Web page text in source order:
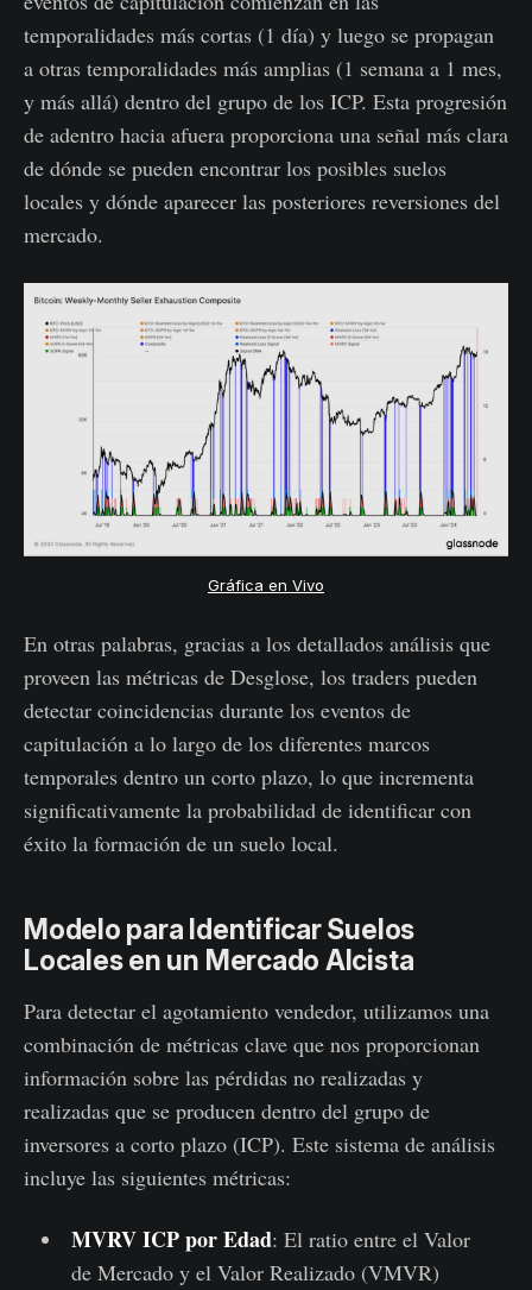
temporalidades más cortas (1 día) y luego se propagan
a otras temporalidades más amplias (1 semana a 1 mes,
y más allá) dentro del grupo de los ICP. Esta progresión
de adentro hacia afuera proporciona una señal más clara
de dónde se pueden encontrar los posibles suelos
locales y dónde aparecer las posteriores reversiones del
mercado.
Gráfica en Vivo
En otras palabras, gracias a los detallados análisis que
proveen las métricas de Desglose, los traders pueden
detectar coincidencias durante los eventos de
capitulación a lo largo de los diferentes marcos
temporales dentro un corto plazo, lo que incrementa
significativamente la probabilidad de identificar con
éxito la formación de un suelo local.
Modelo para Identificar Suelos
Locales en un Mercado Alcista
Para detectar el agotamiento vendedor, utilizamos una
combinación de métricas clave que nos proporcionan
información sobre las pérdidas no realizadas y
realizadas que se producen dentro del grupo de
inversores a corto plazo (ICP). Este sistema de análisis
incluye las siguientes métricas:
MVRV ICP por Edad: El ratio entre el Valor
de Mercado y el Valor Realizado (VMVR)